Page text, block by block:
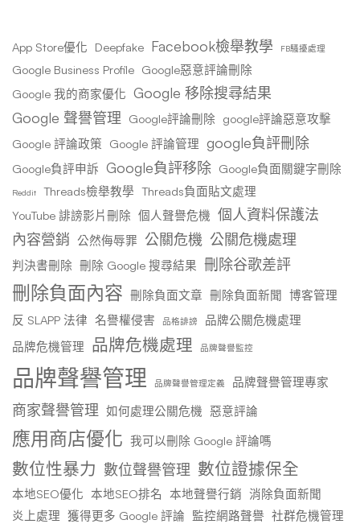
App Store優化 Deepfake Facebook檢舉教學 FB騷擾處理
Google Business Profile Google惡意評論刪除
Google 我的商家優化 Google 移除搜尋結果
Google 聲譽管理 Google評論刪除 google評論惡意攻擊
Google 評論政策 Google 評論管理 google負評刪除
Google負評申訴 Google負評移除 Google負面關鍵字刪除
Reddit Threads檢舉教學 Threads負面貼文處理
YouTube 誹謗影片刪除 個人聲譽危機 個人資料保護法
內容營銷 公然侮辱罪 公關危機 公關危機處理
判決書刪除 刪除 Google 搜尋結果 刪除谷歌差評
刪除負面內容 刪除負面文章 刪除負面新聞 博客管理
反 SLAPP 法律 名譽權侵害 品格誹謗
品牌公關危機處理
品牌危機管理 品牌危機處理 品牌聲譽監控
品牌聲譽管理 品牌聲譽管理定義 品牌聲譽管理專家
商家聲譽管理 如何處理公關危機 惡意評論
應用商店優化 我可以刪除 Google 評論嗎
數位性暴力 數位聲譽管理 數位證據保全
本地SEO優化 本地SEO排名 本地聲譽行銷 消除負面新聞
炎上處理 獲得更多 Google 評論 監控網路聲譽 社群危機管理